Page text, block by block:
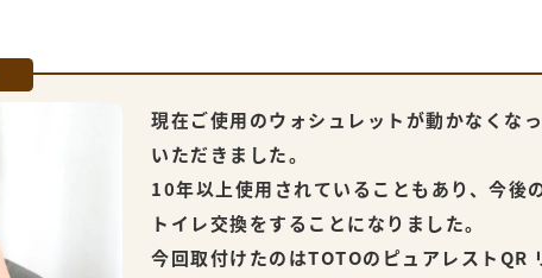
現在ご使用のウォシュレットが動かなくな
いただきました。
10年以上使用されていることもあり、今後
トイレ交換をすることになりました。
今回取付けたのはTOTOのピュアレストQR